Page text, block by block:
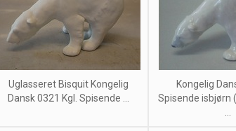
Uglasseret Bisquit Kongelig
Dansk 0321 Kgl. Spisende ...
Kongelig
Spisende isbjørn